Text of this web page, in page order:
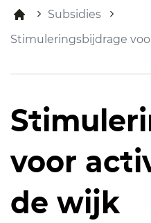
Subsidies
Stimuleringsbijdrage
voor
de wijk